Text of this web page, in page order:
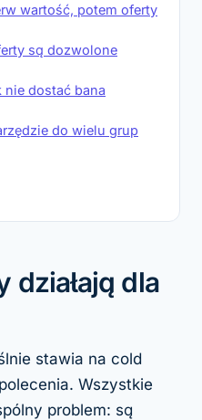
wartość, potem oferty
są dozwolone
nie dostać bana
do wielu grup
działają dla
stawia na cold
Wszystkie
problem: są